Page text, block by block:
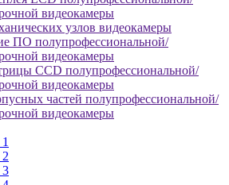
видеокамеры
узлов видеокамеры
ПО полупрофессиональной/
видеокамеры
CCD полупрофессиональной/
видеокамеры
частей полупрофессиональной/
видеокамеры
3